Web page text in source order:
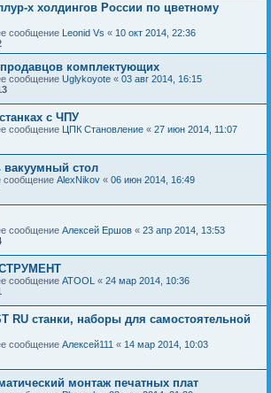
х холдингов России по цветному
сообщение Leonid Vs « 10 окт 2014, 22:36
продавцов комплектующих
сообщение Uglykoyote « 03 авг 2014, 16:15
с ЧПУ
сообщение ЦПК Становление « 27 июн 2014, 11:07
вакуумный стол
сообщение AlexNikov « 06 июн 2014, 16:49
сообщение Алексей Ершов « 23 апр 2014, 13:53
сообщение ATOOL « 24 мар 2014, 10:36
RU станки, наборы для самостоятельной
сообщение Алексей111 « 14 мар 2014, 10:03
монтаж печатных плат